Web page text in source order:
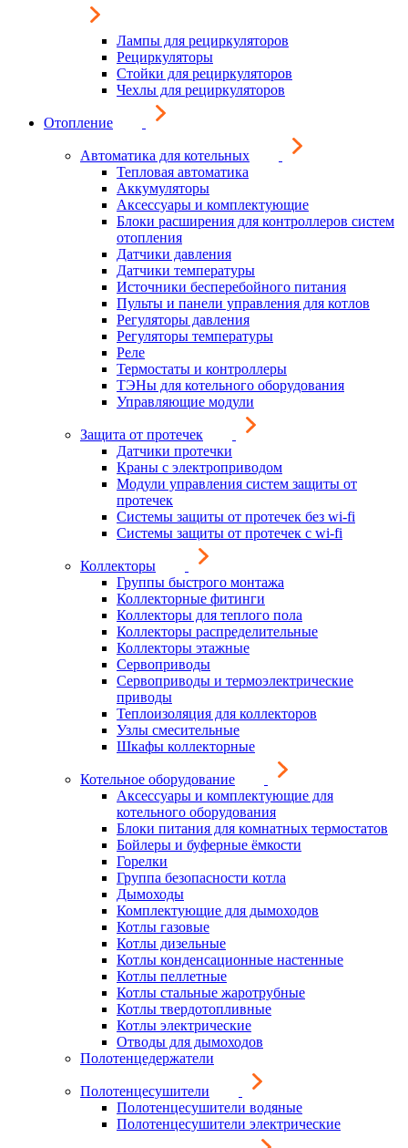
Лампы для рециркуляторов
Рециркуляторы
Стойки для рециркуляторов
Чехлы для рециркуляторов
Отопление
Автоматика для котельных
Тепловая автоматика
Аккумуляторы
Аксессуары и комплектующие
Блоки расширения для контроллеров систем
отопления
Датчики давления
Датчики температуры
Источники бесперебойного питания
Пульты и панели управления для котлов
Регуляторы давления
Регуляторы температуры
Реле
Термостаты и контроллеры
ТЭНы для котельного оборудования
Управляющие модули
Защита от протечек
Датчики протечки
Краны с электроприводом
Модули управления систем защиты от
протечек
Системы защиты от протечек без wi-fi
Системы защиты от протечек с wi-fi
Коллекторы
Группы быстрого монтажа
Коллекторные фитинги
Коллекторы для теплого пола
Коллекторы распределительные
Коллекторы этажные
Сервоприводы
Сервоприводы и термоэлектрические
приводы
Теплоизоляция для коллекторов
Узлы смесительные
Шкафы коллекторные
Котельное оборудование
Аксессуары и комплектующие для
котельного оборудования
Блоки питания для комнатных термостатов
Бойлеры и буферные ёмкости
Горелки
Группа безопасности котла
Дымоходы
Комплектующие для дымоходов
Котлы газовые
Котлы дизельные
Котлы конденсационные настенные
Котлы пеллетные
Котлы стальные жаротрубные
Котлы твердотопливные
Котлы электрические
Отводы для дымоходов
Полотенцедержатели
Полотенцесушители
Полотенцесушители водяные
Полотенцесушители электрические